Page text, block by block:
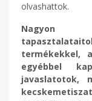
olvashattok.
Nagyon
termékekkel,
egyébbel
javaslatotok,